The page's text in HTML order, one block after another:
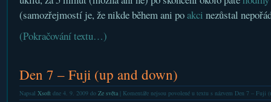
(samozřejmostí je, že nikde během ani poakci nezůstal
(Pokračování textu…)
Den 7 – Fuji (up and down)
Napsal Xsoftdne 4. 9. 2009 do Ze světa| Komentáře nejsou povolenéu textu s názvem Den 7 – Fuji